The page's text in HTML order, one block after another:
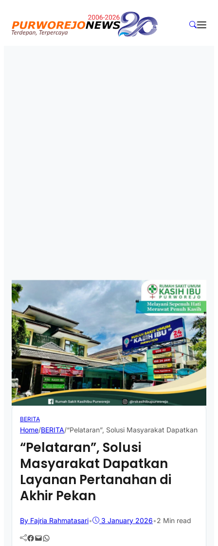
BERITA
Home/BERITA/“Pelataran”, Solusi Masyarakat Dapatkan
“Pelataran”, Solusi
Masyarakat Dapatkan
Layanan Pertanahan di
Akhir Pekan
By Fajria Rahmatasari• 3 January 2026•2 Min read
Facebook Mail WhatsApp